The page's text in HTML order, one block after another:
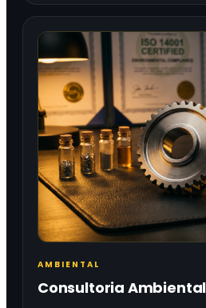
AMBIENTAL
Consultoria Ambiental